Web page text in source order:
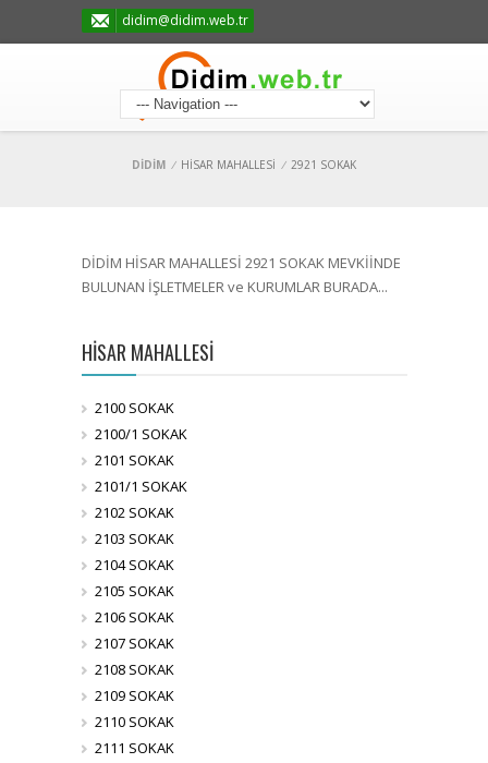
didim@didim.web.tr
DİDİM / HİSAR MAHALLESİ / 2921 SOKAK
DİDİM HİSAR MAHALLESİ 2921 SOKAK MEVKİİNDE
BULUNAN İŞLETMELER ve KURUMLAR BURADA...
HİSAR MAHALLESİ
2100 SOKAK
2100/1 SOKAK
2101 SOKAK
2101/1 SOKAK
2102 SOKAK
2103 SOKAK
2104 SOKAK
2105 SOKAK
2106 SOKAK
2107 SOKAK
2108 SOKAK
2109 SOKAK
2110 SOKAK
2111 SOKAK